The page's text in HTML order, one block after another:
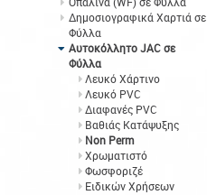
Δημοσιογραφικά Χαρτιά σε
Φύλλα
Αυτοκόλλητο JAC σε
Φύλλα
Λευκό Χάρτινο
Λευκό PVC
Διαφανές PVC
Βαθιάς Κατάψυξης
Non Perm
Χρωματιστό
Φωσφοριζέ
Ειδικών Χρήσεων